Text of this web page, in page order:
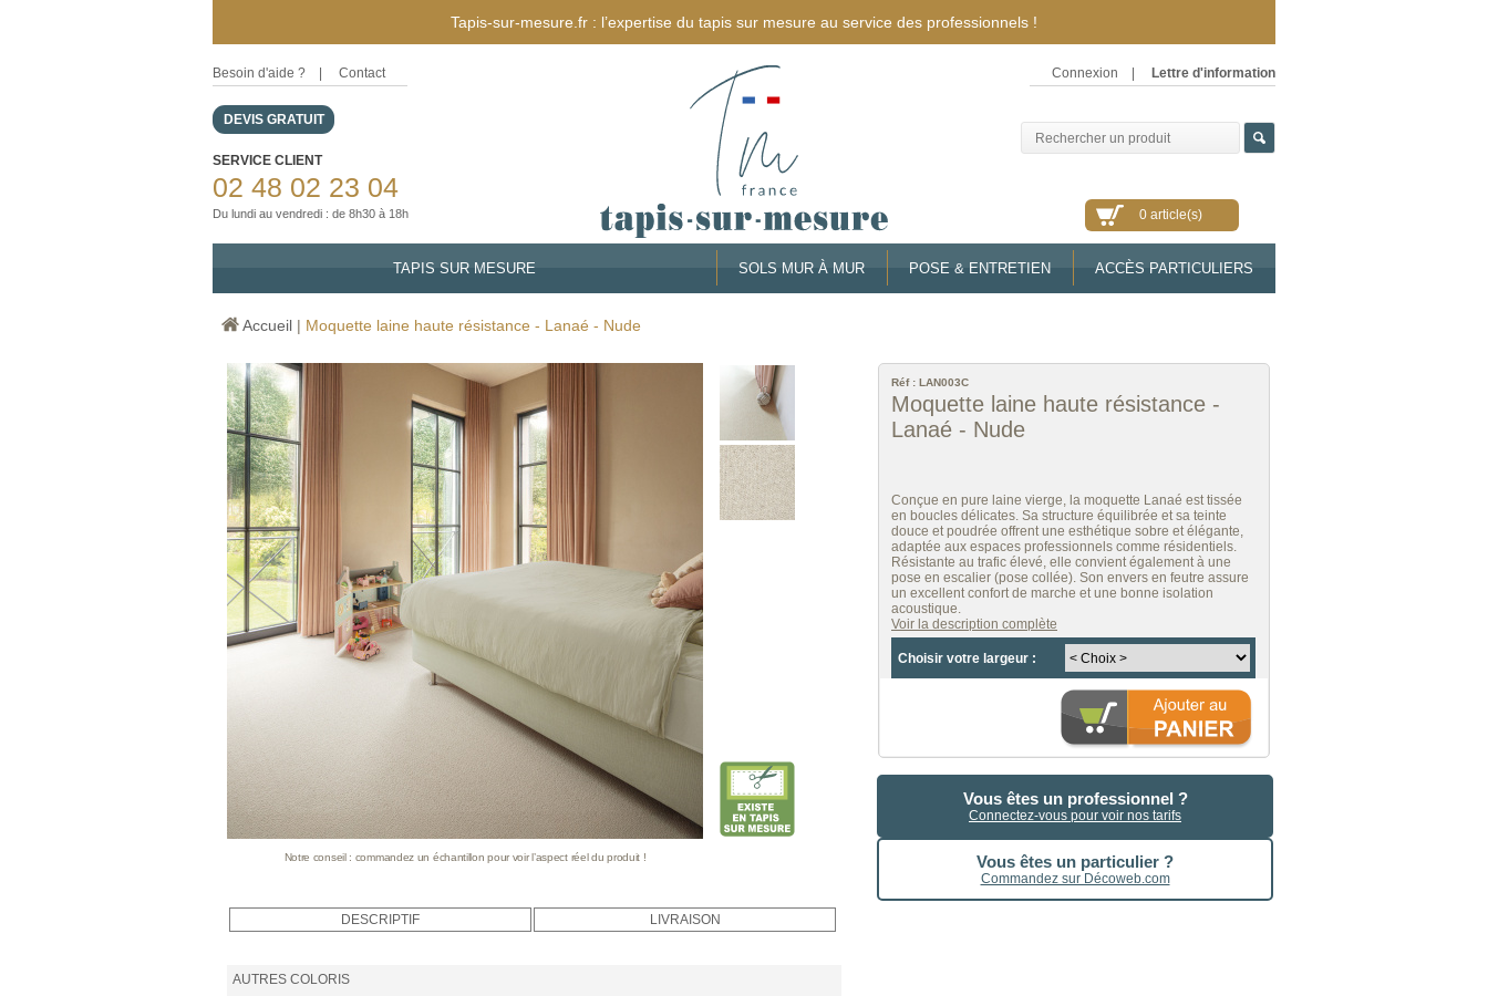
Tapis-sur-mesure.fr : l’expertise du tapis sur mesure au service des professionnels !
Besoin d'aide ? Contact
DEVIS GRATUIT
Connexion Lettre d'information
SERVICE CLIENT
02 48 02 23 04
Du lundi au vendredi : de 8h30 à 18h 0 article(s)
TAPIS SUR MESURE SOLS MUR À MUR POSE & ENTRETIEN ACCÈS PARTICULIERS
Accueil | Moquette laine haute résistance - Lanaé - Nude
Réf : LAN003C
Moquette laine haute résistance -
Lanaé - Nude
Conçue en pure laine vierge, la moquette Lanaé est tissée
en boucles délicates. Sa structure équilibrée et sa teinte
douce et poudrée offrent une esthétique sobre et élégante,
adaptée aux espaces professionnels comme résidentiels.
Résistante au trafic élevé, elle convient également à une
pose en escalier (pose collée). Son envers en feutre assure
un excellent confort de marche et une bonne isolation
acoustique.
Voir la description complète
Choisir votre largeur :
Vous êtes un professionnel ?
Connectez-vous pour voir nos tarifs
Vous êtes un particulier ?
Commandez sur Décoweb.com
Notre conseil : commandez un échantillon pour voir l’aspect réel du produit !
DESCRIPTIF LIVRAISON
AUTRES COLORIS